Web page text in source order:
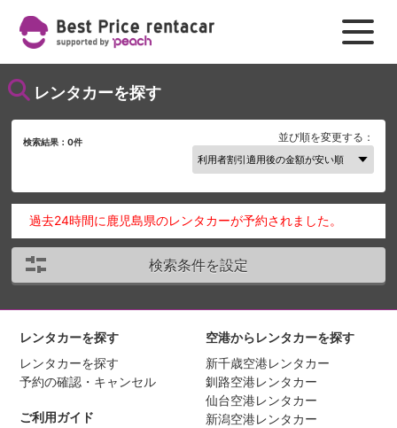
レンタカーを探す
検索結果：0件 並び順を変更する：
過去24時間に鹿児島県のレンタカーが予約されました。
検索条件を設定
レンタカーを探す
レンタカーを探す
予約の確認・キャンセル
ご利用ガイド
空港からレンタカーを探す
新千歳空港レンタカー
釧路空港レンタカー
仙台空港レンタカー
新潟空港レンタカー